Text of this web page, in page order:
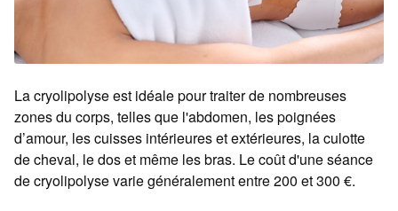
La cryolipolyse est idéale pour traiter de nombreuses
zones du corps, telles que l'abdomen, les poignées
d’amour, les cuisses intérieures et extérieures, la culotte
de cheval, le dos et même les bras. Le coût d'une séance
de cryolipolyse varie généralement entre 200 et 300 €.